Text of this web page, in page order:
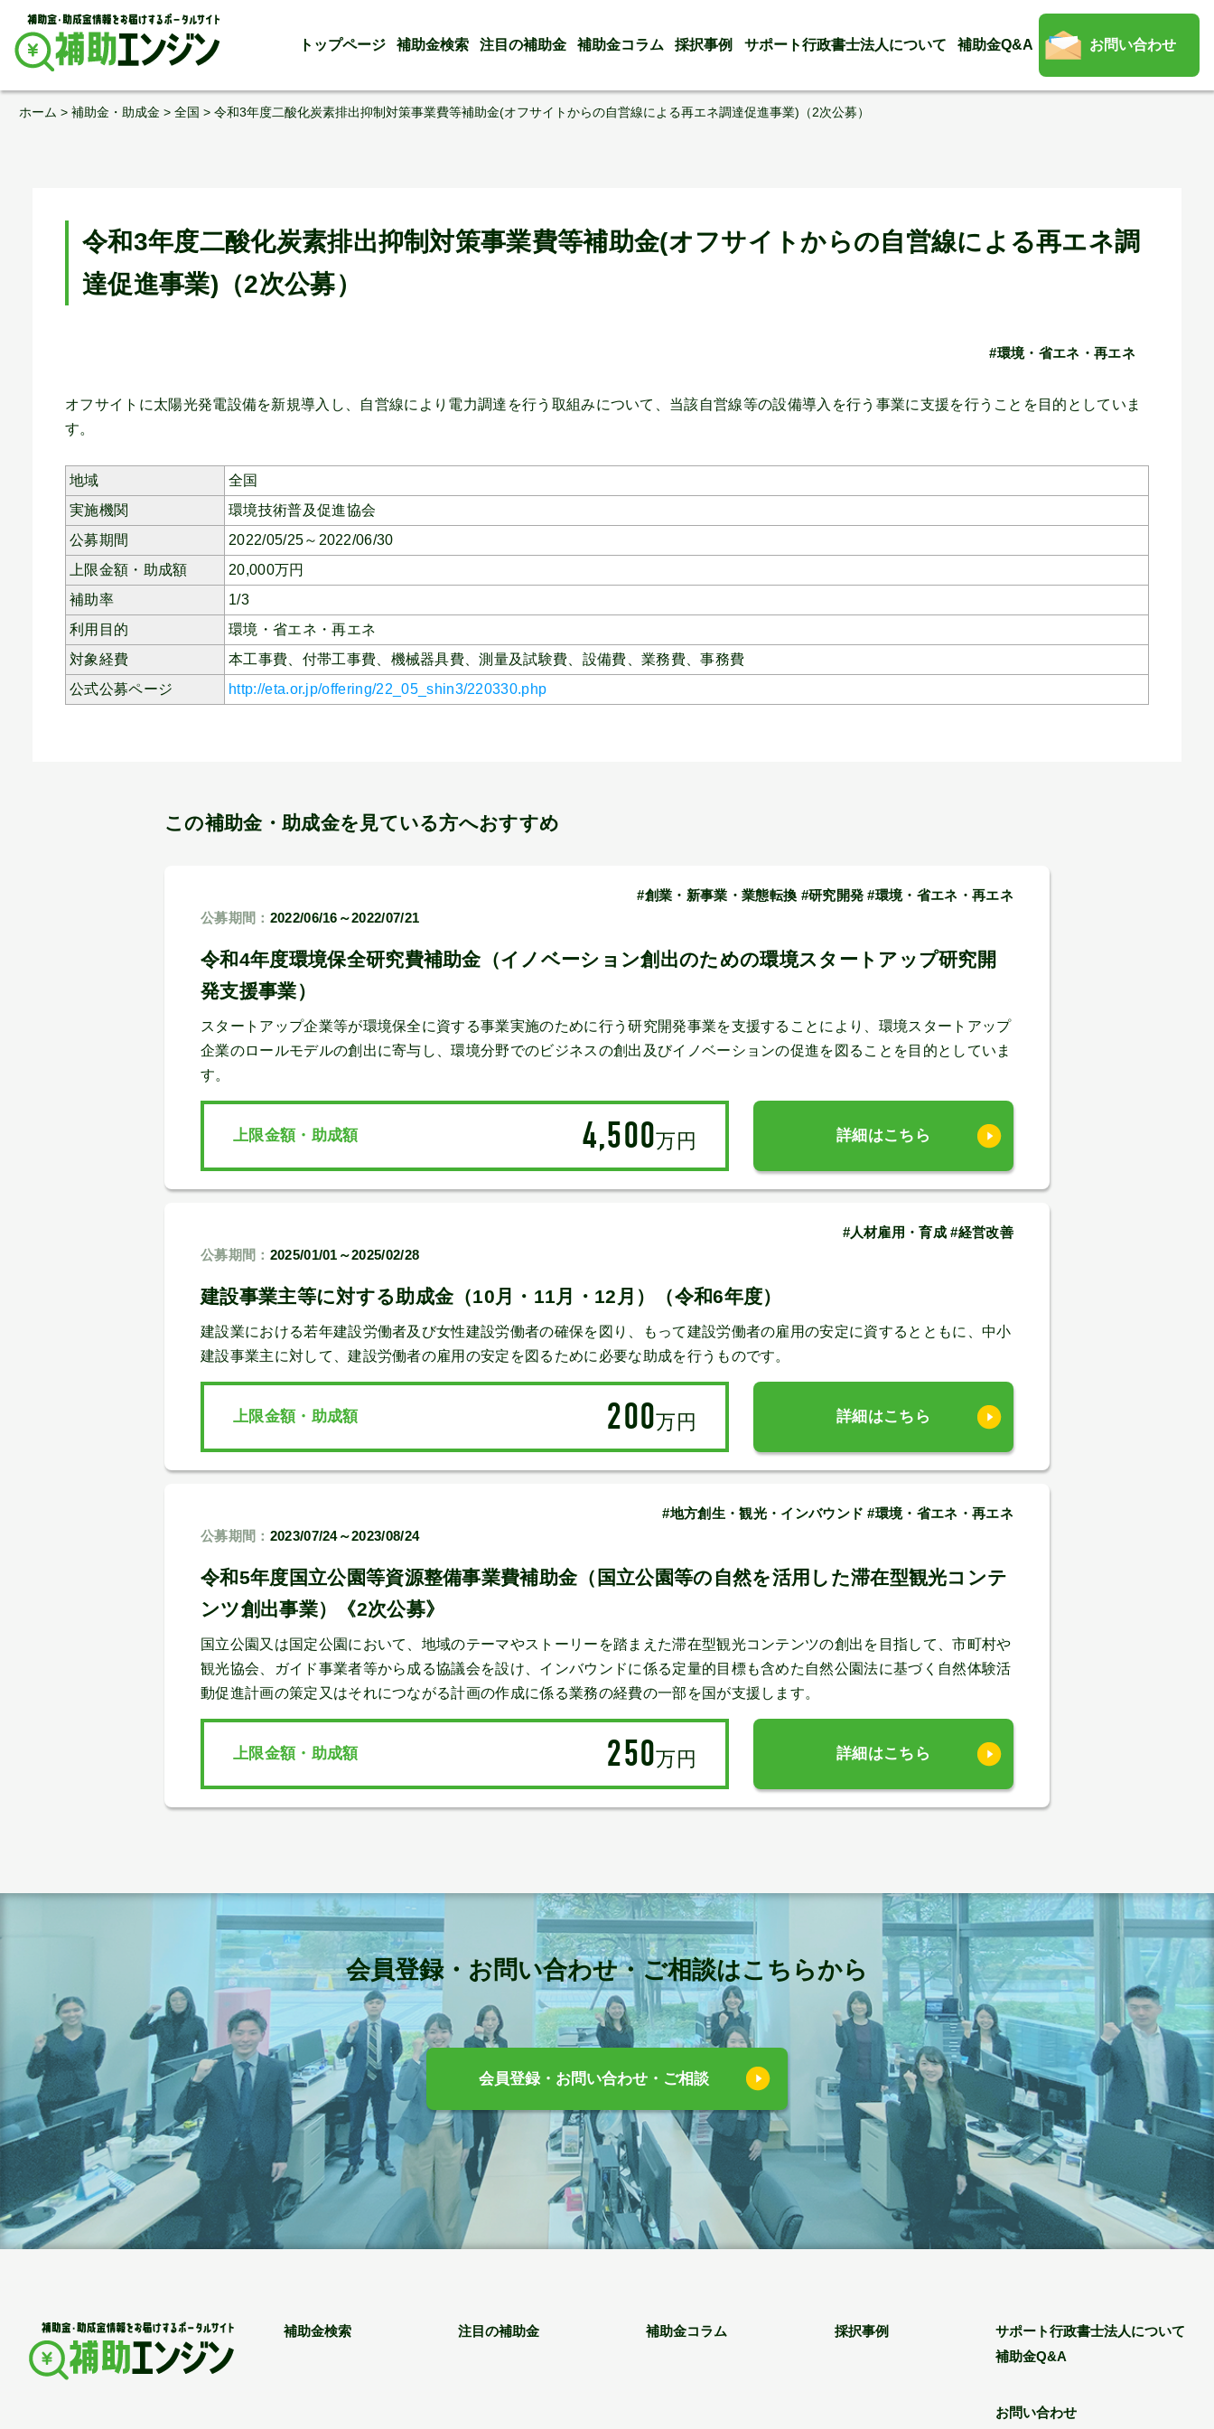
Skip
トップページ 補助金検索 注目の補助金 補助金コラム 採択事例 サポート行政書士法人について 補助金Q&A お問い合わせ
ホーム > 補助金・助成金 > 全国 > 令和3年度二酸化炭素排出抑制対策事業費等補助金(オフサイトからの自営線による再エネ調達促進事業)（2次公募）
令和3年度二酸化炭素排出抑制対策事業費等補助金(オフサイトからの自営線による再エネ調
達促進事業)（2次公募）
#環境・省エネ・再エネ
オフサイトに太陽光発電設備を新規導入し、自営線により電力調達を行う取組みについて、当該自営線等の設備導入を行う事業に支援を行うことを目的としていま
す。
地域
全国
実施機関
環境技術普及促進協会
公募期間
2022/05/25～2022/06/30
上限金額・助成額
20,000万円
補助率
1/3
利用目的
環境・省エネ・再エネ
対象経費
本工事費、付帯工事費、機械器具費、測量及試験費、設備費、業務費、事務費
公式公募ページ
http://eta.or.jp/offering/22_05_shin3/220330.php
この補助金・助成金を見ている方へおすすめ
#創業・新事業・業態転換 #研究開発 #環境・省エネ・再エネ
公募期間： 2022/06/16～2022/07/21
令和4年度環境保全研究費補助金（イノベーション創出のための環境スタートアップ研究開
発支援事業）
スタートアップ企業等が環境保全に資する事業実施のために行う研究開発事業を支援することにより、環境スタートアップ
企業のロールモデルの創出に寄与し、環境分野でのビジネスの創出及びイノベーションの促進を図ることを目的としていま
す。
上限金額・助成額 4,500万円 詳細はこちら
#人材雇用・育成 #経営改善
公募期間： 2025/01/01～2025/02/28
建設事業主等に対する助成金（10月・11月・12月）（令和6年度）
建設業における若年建設労働者及び女性建設労働者の確保を図り、もって建設労働者の雇用の安定に資するとともに、中小
建設事業主に対して、建設労働者の雇用の安定を図るために必要な助成を行うものです。
上限金額・助成額 200万円 詳細はこちら
#地方創生・観光・インバウンド #環境・省エネ・再エネ
公募期間： 2023/07/24～2023/08/24
令和5年度国立公園等資源整備事業費補助金（国立公園等の自然を活用した滞在型観光コンテ
ンツ創出事業）《2次公募》
国立公園又は国定公園において、地域のテーマやストーリーを踏まえた滞在型観光コンテンツの創出を目指して、市町村や
観光協会、ガイド事業者等から成る協議会を設け、インバウンドに係る定量的目標も含めた自然公園法に基づく自然体験活
動促進計画の策定又はそれにつながる計画の作成に係る業務の経費の一部を国が支援します。
上限金額・助成額 250万円 詳細はこちら
会員登録・お問い合わせ・ご相談はこちらから
会員登録・お問い合わせ・ご相談
補助金検索 注目の補助金 補助金コラム 採択事例
サポート行政書士法人について
補助金Q&A
お問い合わせ